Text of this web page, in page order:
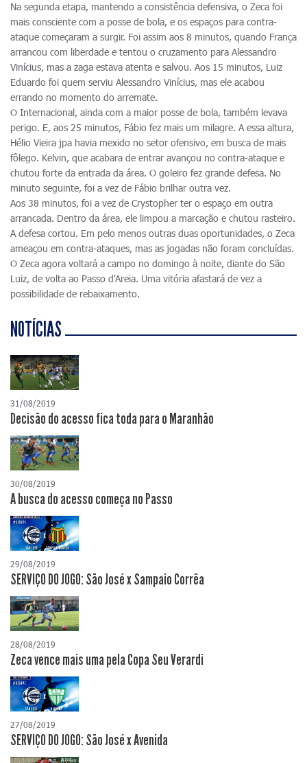
Na segunda etapa, mantendo a consistência defensiva, o Zeca foi
mais consciente com a posse de bola, e os espaços para contra-
ataque começaram a surgir. Foi assim aos 8 minutos, quando França
arrancou com liberdade e tentou o cruzamento para Alessandro
Vinícius, mas a zaga estava atenta e salvou. Aos 15 minutos, Luiz
Eduardo foi quem serviu Alessandro Vinícius, mas ele acabou
errando no momento do arremate.
O Internacional, ainda com a maior posse de bola, também levava
perigo. E, aos 25 minutos, Fábio fez mais um milagre. A essa altura,
Hélio Vieira jpa havia mexido no setor ofensivo, em busca de mais
fôlego. Kelvin, que acabara de entrar avançou no contra-ataque e
chutou forte da entrada da área. O goleiro fez grande defesa. No
minuto seguinte, foi a vez de Fábio brilhar outra vez.
Aos 38 minutos, foi a vez de Crystopher ter o espaço em outra
arrancada. Dentro da área, ele limpou a marcação e chutou rasteiro.
A defesa cortou. Em pelo menos outras duas oportunidades, o Zeca
ameaçou em contra-ataques, mas as jogadas não foram concluídas.
O Zeca agora voltará a campo no domingo à noite, diante do São
Luiz, de volta ao Passo d'Areia. Uma vitória afastará de vez a
possibilidade de rebaixamento.
NOTÍCIAS
31/08/2019
Decisão do acesso fica toda para o Maranhão
30/08/2019
A busca do acesso começa no Passo
29/08/2019
SERVIÇO DO JOGO: São José x Sampaio Corrêa
28/08/2019
Zeca vence mais uma pela Copa Seu Verardi
27/08/2019
SERVIÇO DO JOGO: São José x Avenida